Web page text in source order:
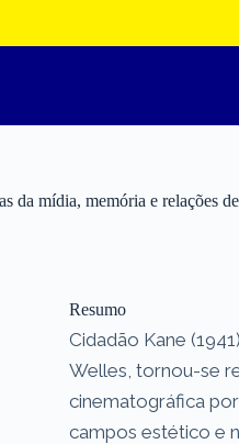
da mídia, memória e relações
Resumo
Cidadão Kane
Welles, tornou-se
cinematográfica
campos estético e